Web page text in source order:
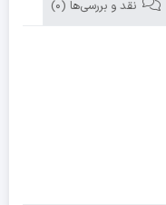
نقد و بررسی‌ها (0)